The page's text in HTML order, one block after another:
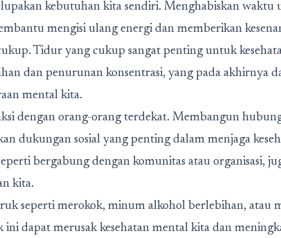
kebutuhan kita sendiri. Menghabiskan waktu
mengisi ulang energi dan memberikan
Tidur yang cukup sangat penting untuk
dan penurunan konsentrasi, yang pada akhirnya
mental kita.
dengan orang-orang terdekat. Membangun
dukungan sosial yang penting dalam menjaga
bergabung dengan komunitas atau organisasi,
kita.
seperti merokok, minum alkohol berlebihan, atau
ini dapat merusak kesehatan mental kita dan